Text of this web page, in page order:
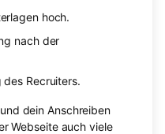
hoch.
nach der
Recruiters.
dein Anschreiben
Webseite auch viele